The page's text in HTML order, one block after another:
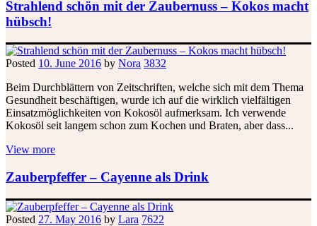
Strahlend schön mit der Zaubernuss – Kokos macht
hübsch!
Posted 10. June 2016 by Nora 3832
Beim Durchblättern von Zeitschriften, welche sich mit dem Thema
Gesundheit beschäftigen, wurde ich auf die wirklich vielfältigen
Einsatzmöglichkeiten von Kokosöl aufmerksam. Ich verwende
Kokosöl seit langem schon zum Kochen und Braten, aber dass...
View more
Zauberpfeffer – Cayenne als Drink
Posted 27. May 2016 by Lara 7622